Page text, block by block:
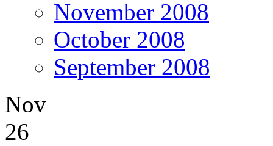
November 2008
October 2008
September 2008
Nov
26